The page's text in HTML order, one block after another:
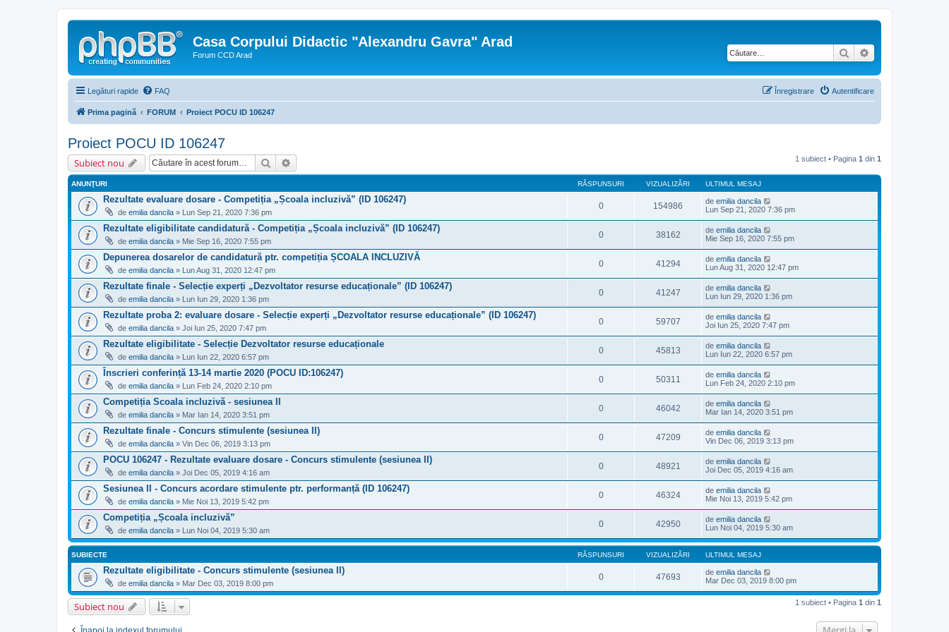
Casa Corpului Didactic "Alexandru Gavra" Arad
Forum CCD Arad Căutare
Legături rapide FAQ Autentificare
Înregistrare
Prima pagină FORUM Proiect POCU ID 106247
Proiect POCU ID 106247
Subiect nou Căutare 1 subiect • Pagina 1 din 1
ANUNŢURI RĂSPUNSURI VIZUALIZĂRI ULTIMUL MESAJ
Rezultate evaluare dosare - Competiția „Școala incluzivă” (ID 106247)
de emilia dancila » Lun Sep 21, 2020 7:36 pm
0 154986 de emilia dancila
Lun Sep 21, 2020 7:36 pm
Rezultate eligibilitate candidatură - Competiția „Școala incluzivă” (ID 106247)
de emilia dancila » Mie Sep 16, 2020 7:55 pm
0 38162 de emilia dancila
Mie Sep 16, 2020 7:55 pm
Depunerea dosarelor de candidatură ptr. competiția ȘCOALA INCLUZIVĂ
de emilia dancila » Lun Aug 31, 2020 12:47 pm
0 41294 de emilia dancila
Lun Aug 31, 2020 12:47 pm
Rezultate finale - Selecție experți „Dezvoltator resurse educaționale” (ID 106247)
de emilia dancila » Lun Iun 29, 2020 1:36 pm
0 41247 de emilia dancila
Lun Iun 29, 2020 1:36 pm
Rezultate proba 2: evaluare dosare - Selecție experți „Dezvoltator resurse educaționale” (ID 106247)
de emilia dancila » Joi Iun 25, 2020 7:47 pm
0 59707 de emilia dancila
Joi Iun 25, 2020 7:47 pm
Rezultate eligibilitate - Selecție Dezvoltator resurse educaționale
de emilia dancila » Lun Iun 22, 2020 6:57 pm
0 45813 de emilia dancila
Lun Iun 22, 2020 6:57 pm
Înscrieri conferință 13-14 martie 2020 (POCU ID:106247)
de emilia dancila » Lun Feb 24, 2020 2:10 pm
0 50311 de emilia dancila
Lun Feb 24, 2020 2:10 pm
Competiția Scoala incluzivă - sesiunea II
de emilia dancila » Mar Ian 14, 2020 3:51 pm
0 46042 de emilia dancila
Mar Ian 14, 2020 3:51 pm
Rezultate finale - Concurs stimulente (sesiunea II)
de emilia dancila » Vin Dec 06, 2019 3:13 pm
0 47209 de emilia dancila
Vin Dec 06, 2019 3:13 pm
POCU 106247 - Rezultate evaluare dosare - Concurs stimulente (sesiunea II)
de emilia dancila » Joi Dec 05, 2019 4:16 am
0 48921 de emilia dancila
Joi Dec 05, 2019 4:16 am
Sesiunea II - Concurs acordare stimulente ptr. performanță (ID 106247)
de emilia dancila » Mie Noi 13, 2019 5:42 pm
0 46324 de emilia dancila
Mie Noi 13, 2019 5:42 pm
Competiția „Școala incluzivă”
de emilia dancila » Lun Noi 04, 2019 5:30 am
0 42950 de emilia dancila
Lun Noi 04, 2019 5:30 am
SUBIECTE RĂSPUNSURI VIZUALIZĂRI ULTIMUL MESAJ
Rezultate eligibilitate - Concurs stimulente (sesiunea II)
de emilia dancila » Mar Dec 03, 2019 8:00 pm
0 47693 de emilia dancila
Mar Dec 03, 2019 8:00 pm
Subiect nou 1 subiect • Pagina 1 din 1